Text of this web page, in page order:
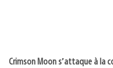
Crimson Moon s’attaque à la